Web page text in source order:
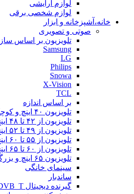
لوازم آرایشی
لوازم شخصی برقی
خانه،آشپزخانه و ابزار
صوتی و تصویری
تلویزیون بر اساس
Samsung
LG
Philips
Snowa
X-Vision
TCL
بر اساس اندازه
تلویزیون ۴۰ اینچ و کوچکتر
تلویزیون از ۴۲ تا ۴۸ اینچ
تلویزیون از ۴۹ تا ۵۲ اینچ
تلویزیون از ۵۵ تا ۶۰ اینچ
تلویزیون از ۶۰ تا ۶۵ اینچ
تلویزیون ۶۵ اینچ و بزرگتر
سینمای خانگی
ساندبار
گیرنده دیجیتال DVB_T